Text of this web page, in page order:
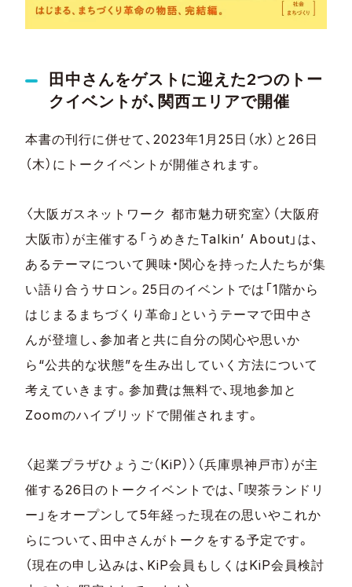
田中さんをゲストに迎えた2つのトー
クイベントが、関西エリアで開催
本書の刊行に併せて、2023年1月25日（水）と26日
（木）にトークイベントが開催されます。
〈大阪ガスネットワーク 都市魅力研究室〉（大阪府
大阪市）が主催する「うめきたTalkin’ About」は、
あるテーマについて興味・関心を持った人たちが集
い語り合うサロン。25日のイベントでは「1階から
はじまるまちづくり革命」というテーマで田中さ
んが登壇し、参加者と共に自分の関心や思いか
ら“公共的な状態”を生み出していく方法について
考えていきます。参加費は無料で、現地参加と
Zoomのハイブリッドで開催されます。
〈起業プラザひょうご（KiP）〉（兵庫県神戸市）が主
催する26日のトークイベントでは、「喫茶ランドリ
ー」をオープンして5年経った現在の思いやこれか
らについて、田中さんがトークをする予定です。
（現在の申し込みは、KiP会員もしくはKiP会員検討